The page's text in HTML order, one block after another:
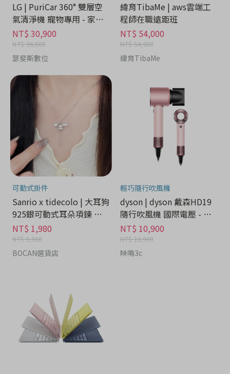
LG | PuriCar 360° 雙層空
氣清淨機 寵物專用 - 家電
分期
NT$ 30,900
NT$ 36,800
瑟斐斯數位
緯育TibaMe | aws雲端工
程師在職遠距班
NT$ 54,000
NT$ 54,000
緯育TibaMe
可動式掛件
Sanrio x tidecolo | 大耳狗
925銀可動式耳朵項鍊 禮
盒 - 流行潮牌分期
NT$ 1,980
NT$ 5,580
BOCAN選貨店
輕巧隨行吹風機
dyson | dyson 戴森HD19
隨行吹風機 國際電壓 - 家
電分期
NT$ 10,900
NT$ 10,900
映鳴3c